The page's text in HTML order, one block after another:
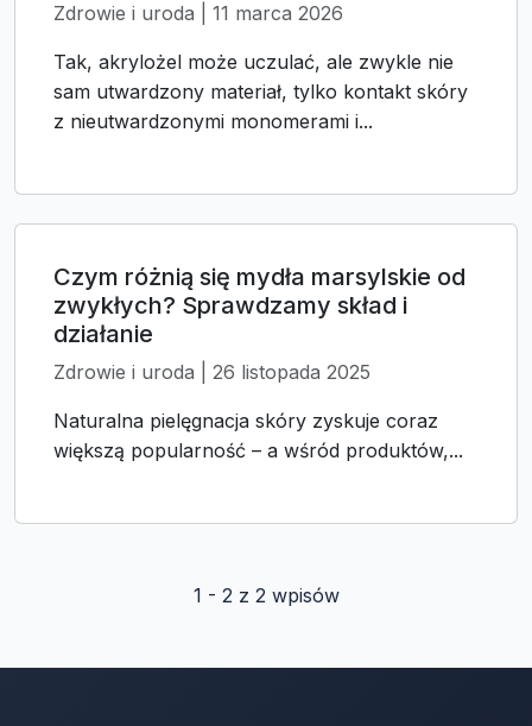
Zdrowie i uroda | 11 marca 2026
Tak, akrylożel może uczulać, ale zwykle nie
sam utwardzony materiał, tylko kontakt skóry
z nieutwardzonymi monomerami i...
Czym różnią się mydła marsylskie od
zwykłych? Sprawdzamy skład i
działanie
Zdrowie i uroda | 26 listopada 2025
Naturalna pielęgnacja skóry zyskuje coraz
większą popularność – a wśród produktów,...
1 - 2 z 2 wpisów